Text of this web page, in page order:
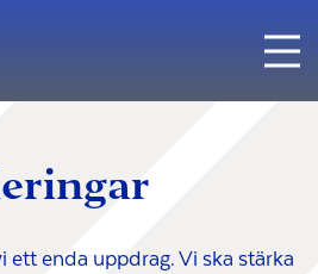
ett enda uppdrag. Vi ska stärka